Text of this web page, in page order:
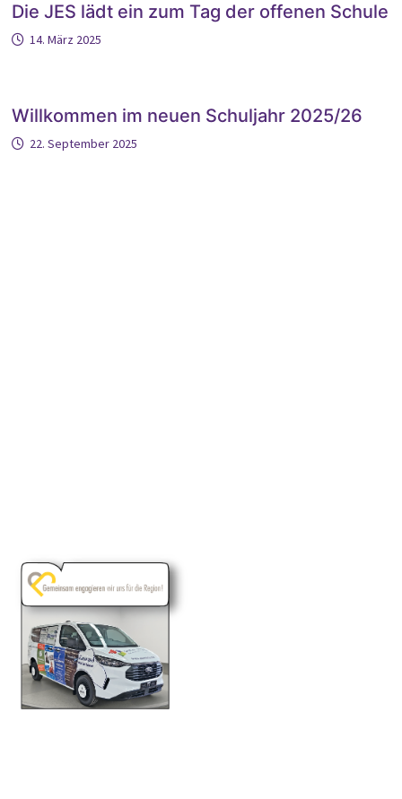
Die JES lädt ein zum Tag der offenen Schule
14. März 2025
Willkommen im neuen Schuljahr 2025/26
22. September 2025